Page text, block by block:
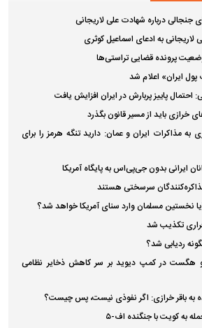
جنجالی درباره شهادت علی لاریجانی
به ادعای اسماعیل کوثری
پرونده قضایی تراستی‌ها
ایران» اعلام شد
پاییز پربارش در ایران افزایش یافت
خرازی باید از مسیر قانون بگذرد
مذاکرات ایران و عمان: دارید تنگه هرمز را برای
ایرانی بدون جی‌پی‌اس به پایگاه آمریکا
سرسختی هستند
نخستین مسلمان وارد سنای آمریکا خواهد شد؟
تکذیب شد
ردیابی شد؟
هگست در کمپ دیوید بر سر کاهش ذخایر نظامی
به باقر خرازی: اگر نفوذی نیست، پس چیست؟
به کویت با جنگنده اف-۵